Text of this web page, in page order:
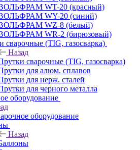
WT-20 (красный)
WY-20 (синий)
WZ-8 (белый)
WR-2 (бирюзовый)
сварочные (TIG, газосварка)
Назад
сварочные (TIG, газосварка)
для алюм. сплавов
для нерж. сталей
для черного металла
оборудование
оборудование
Назад